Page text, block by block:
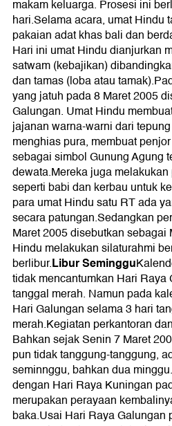
makam keluarga. Prosesi ini
hari.Selama acara, umat Hindu
pakaian adat khas bali dan
Hari ini umat Hindu dianjurkan
satwam (kebajikan)
dan tamas (loba atau
yang jatuh pada 8 Maret 2005
Galungan. Umat Hindu
jajanan warna-warni dari
menghias pura, membuat
sebagai simbol Gunung Agung
dewata.Mereka juga
seperti babi dan kerbau untuk
para umat Hindu satu RT ada
secara patungan.Sedangkan
Maret 2005 disebutkan
Hindu melakukan silaturahmi
berlibur.Libur Seminggu
tidak mencantumkan Hari Raya
tanggal merah. Namun pada
Hari Galungan selama 3 hari
merah.Kegiatan perkantoran
Bahkan sejak Senin 7 Maret
pun tidak tanggung-tanggung,
seminnggu, bahkan dua
dengan Hari Raya Kuningan
merupakan perayaan
baka.Usai Hari Raya Galungan